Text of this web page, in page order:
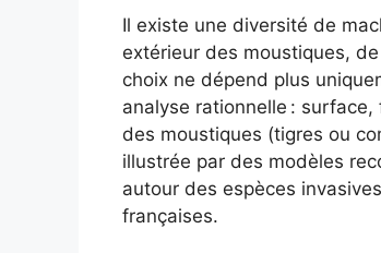
Il existe une diversité de
extérieur des moustiques,
choix ne dépend plus
analyse rationnelle : surface,
des moustiques (tigres ou
illustrée par des modèles
autour des espèces
françaises.